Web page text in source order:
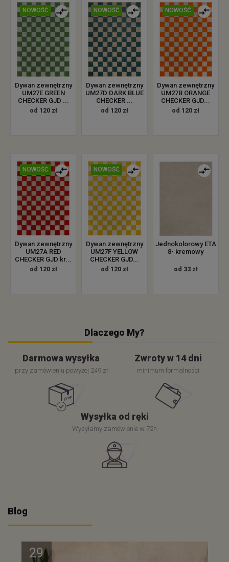
NOWOŚĆ
Dywan zewnętrzny
UM27E GREEN
CHECKER GJD ...
od 120 zł
NOWOŚĆ
Dywan zewnętrzny
UM27D DARK BLUE
CHECKER ...
od 120 zł
NOWOŚĆ
Dywan zewnętrzny
UM27B ORANGE
CHECKER GJD...
od 120 zł
NOWOŚĆ
Dywan zewnętrzny
UM27A RED
CHECKER GJD kr...
od 120 zł
NOWOŚĆ
Dywan zewnętrzny
UM27F YELLOW
CHECKER GJD...
od 120 zł
Jednokolorowy ETA
8- kremowy
od 33 zł
Dlaczego My?
Darmowa wysyłka
przy zamówieniu powyżej 249 zł
Zwroty w 14 dni
minimum formalności
Wysyłka od ręki
Wysyłamy zamówienie w 72h
Blog
29